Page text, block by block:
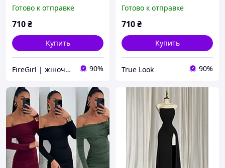
шнуровке-завязках с
открытыми плечами
Готово к отправке
710₴
Купить
FireGirl | жіночий одяг 90%
шнуровке-завязках с
открытыми плечами
Готово к отправке
710₴
Купить
True Look 90%